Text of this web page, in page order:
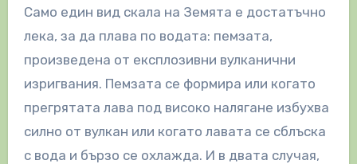
Само един вид скала на Земята е достатъчно
лека, за да плава по водата: пемзата,
произведена от експлозивни вулканични
изригвания. Пемзата се формира или когато
прегрятата лава под високо налягане избухва
силно от вулкан или когато лавата се сблъска
с вода и бързо се охлажда. И в двата случая,